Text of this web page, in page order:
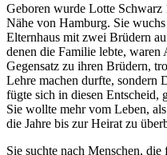
Geboren wurde Lotte Schwarz
Nähe von Hamburg. Sie
Elternhaus mit zwei Brüdern
denen die Familie lebte, waren
Gegensatz zu ihren Brüdern,
Lehre machen durfte, sondern
fügte sich in diesen Entscheid,
Sie wollte mehr vom Leben,
die Jahre bis zur Heirat zu
Sie suchte nach Menschen,